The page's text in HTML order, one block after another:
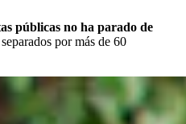
públicas no ha parado de
por más de 60